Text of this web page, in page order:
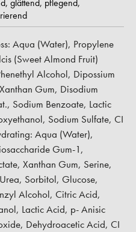
glättend, pflegend,
Aqua (Water), Propylene
(Sweet Almond Fruit)
Alcohol, Dipossium
Gum, Disodium
Sodium Benzoate, Lactic
Sodium Sulfate, CI
Aqua (Water),
Gum-1,
Xanthan Gum, Serine,
Sorbitol, Glucose,
Alcohol, Citric Acid,
Lactic Acid, p- Anisic
Dehydroacetic Acid, CI